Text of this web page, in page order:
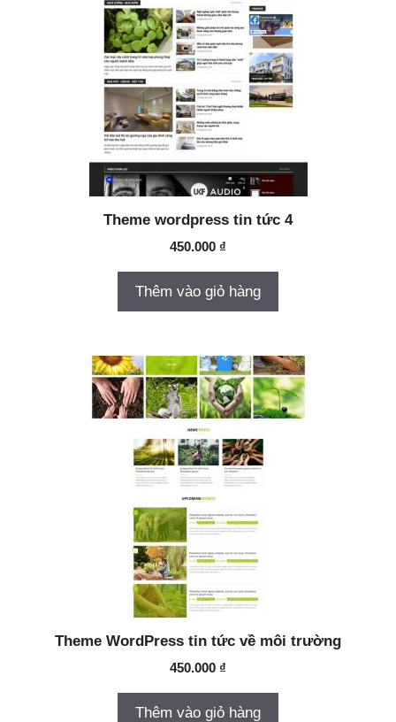
Theme wordpress tin tức 4
450.000 ₫
Thêm vào giỏ hàng
Theme WordPress tin tức về môi trường
450.000 ₫
Thêm vào giỏ hàng